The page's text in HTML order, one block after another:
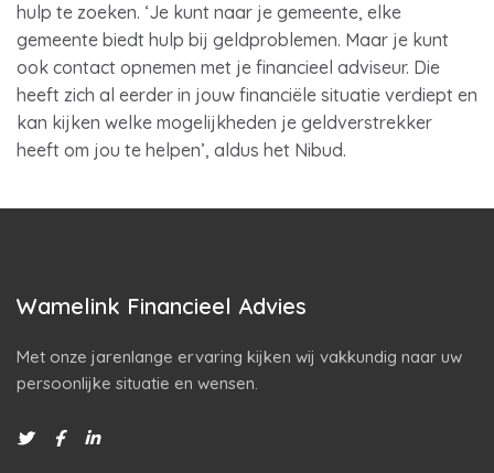
hulp te zoeken. ‘Je kunt naar je gemeente, elke
gemeente biedt hulp bij geldproblemen. Maar je kunt
ook contact opnemen met je financieel adviseur. Die
heeft zich al eerder in jouw financiële situatie verdiept en
kan kijken welke mogelijkheden je geldverstrekker
heeft om jou te helpen’, aldus het Nibud.
Wamelink Financieel Advies
Met onze jarenlange ervaring kijken wij vakkundig naar uw
persoonlijke situatie en wensen.